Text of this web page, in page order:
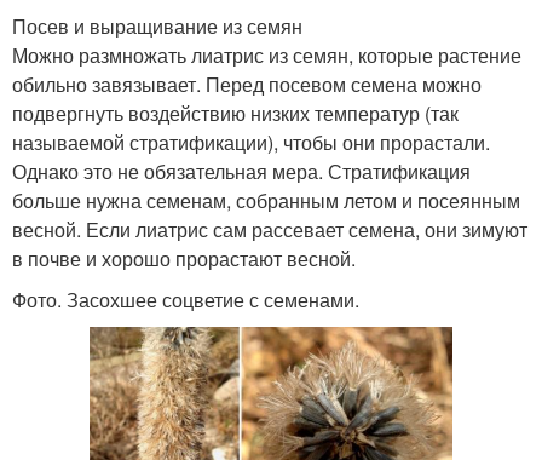
Посев и выращивание из семян
Можно размножать лиатрис из семян, которые растение
обильно завязывает. Перед посевом семена можно
подвергнуть воздействию низких температур (так
называемой стратификации), чтобы они прорастали.
Однако это не обязательная мера. Стратификация
больше нужна семенам, собранным летом и посеянным
весной. Если лиатрис сам рассевает семена, они зимуют
в почве и хорошо прорастают весной.
Фото. Засохшее соцветие с семенами.